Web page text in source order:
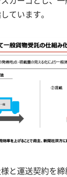
ています。
と運送契約を